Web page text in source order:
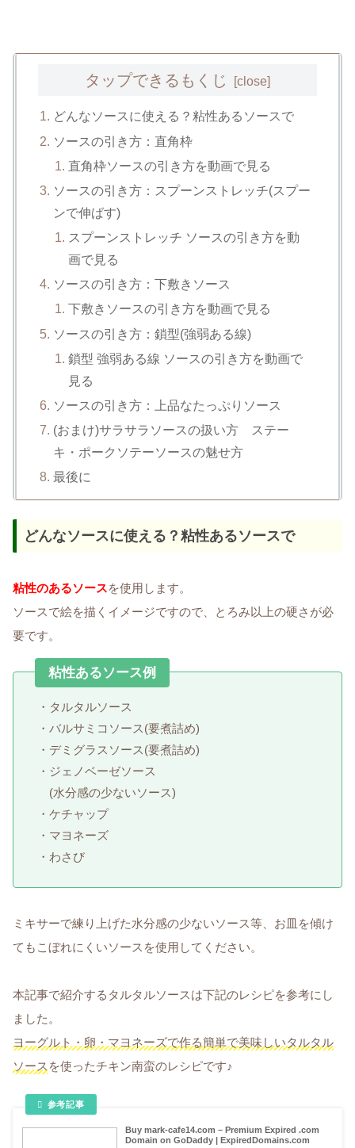
タップできるもくじ
どんなソースに使える？粘性あるソースで
ソースの引き方：直角枠
直角枠ソースの引き方を動画で見る
ソースの引き方：スプーンストレッチ(スプー
ンで伸ばす)
スプーンストレッチ ソースの引き方を動
画で見る
ソースの引き方：下敷きソース
下敷きソースの引き方を動画で見る
ソースの引き方：鎖型(強弱ある線)
鎖型 強弱ある線 ソースの引き方を動画で
見る
ソースの引き方：上品なたっぷりソース
(おまけ)サラサラソースの扱い方 ステー
キ・ポークソテーソースの魅せ方
最後に
どんなソースに使える？粘性あるソースで
粘性のあるソースを使用します。
ソースで絵を描くイメージですので、とろみ以上の硬さが必
要です。
粘性あるソース例
・タルタルソース
・バルサミコソース(要煮詰め)
・デミグラスソース(要煮詰め)
・ジェノベーゼソース
(水分感の少ないソース)
・ケチャップ
・マヨネーズ
・わさび
ミキサーで練り上げた水分感の少ないソース等、お皿を傾け
てもこぼれにくいソースを使用してください。
本記事で紹介するタルタルソースは下記のレシピを参考にし
ました。
ヨーグルト・卵・マヨネーズで作る簡単で美味しいタルタル
ソース を使ったチキン南蛮のレシピです♪
Buy mark-cafe14.com – Premium Expired .com
Domain on GoDaddy | ExpiredDomains.com